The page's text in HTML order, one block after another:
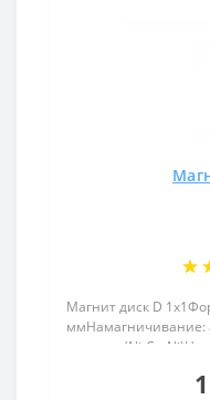
Магнит диск D
ммНамагничивание:
никель.: (Ni-Cu-
80°CМагнит 1 мм в